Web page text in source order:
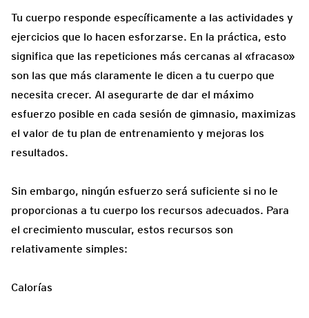
Tu cuerpo responde específicamente a las actividades y
ejercicios que lo hacen esforzarse. En la práctica, esto
significa que las repeticiones más cercanas al «fracaso»
son las que más claramente le dicen a tu cuerpo que
necesita crecer. Al asegurarte de dar el máximo
esfuerzo posible en cada sesión de gimnasio, maximizas
el valor de tu plan de entrenamiento y mejoras los
resultados.
Sin embargo, ningún esfuerzo será suficiente si no le
proporcionas a tu cuerpo los recursos adecuados. Para
el crecimiento muscular, estos recursos son
relativamente simples:
Calorías